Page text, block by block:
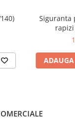
Siguranta